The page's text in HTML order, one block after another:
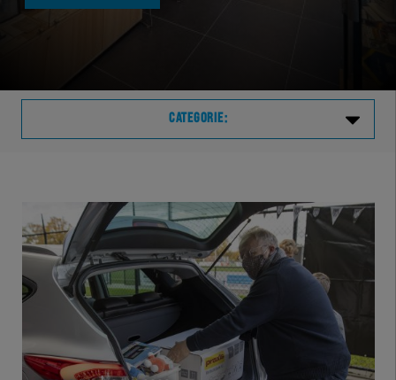
CATEGORIE:
VVVHER
TELHER
HERVOL
HEREXC